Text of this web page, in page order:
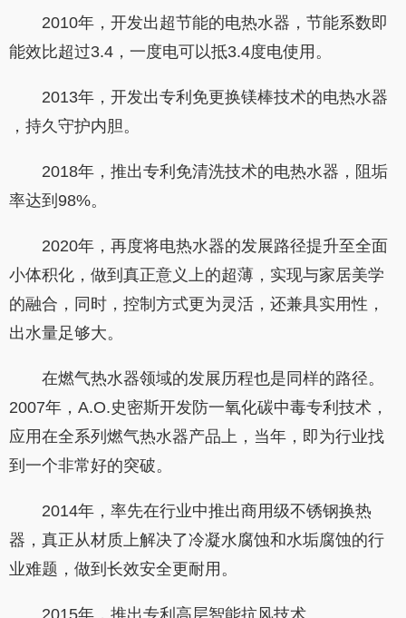
2010年，开发出超节能的电热水器，节能系数即
能效比超过3.4，一度电可以抵3.4度电使用。
2013年，开发出专利免更换镁棒技术的电热水器
，持久守护内胆。
2018年，推出专利免清洗技术的电热水器，阻垢
率达到98%。
2020年，再度将电热水器的发展路径提升至全面
小体积化，做到真正意义上的超薄，实现与家居美学
的融合，同时，控制方式更为灵活，还兼具实用性，
出水量足够大。
在燃气热水器领域的发展历程也是同样的路径。
2007年，A.O.史密斯开发防一氧化碳中毒专利技术，
应用在全系列燃气热水器产品上，当年，即为行业找
到一个非常好的突破。
2014年，率先在行业中推出商用级不锈钢换热
器，真正从材质上解决了冷凝水腐蚀和水垢腐蚀的行
业难题，做到长效安全更耐用。
2015年，推出专利高层智能抗风技术。